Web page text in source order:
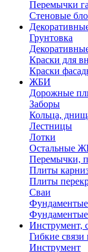
Перемычки
Стеновые
Грунтовка
Краски для
Краски
ЖБИ
Дорожные
Заборы
Кольца,
Лестницы
Лотки
Остальные
Перемычки,
Плиты
Плиты
Сваи
Инструмент,
Гибкие
Инструмент